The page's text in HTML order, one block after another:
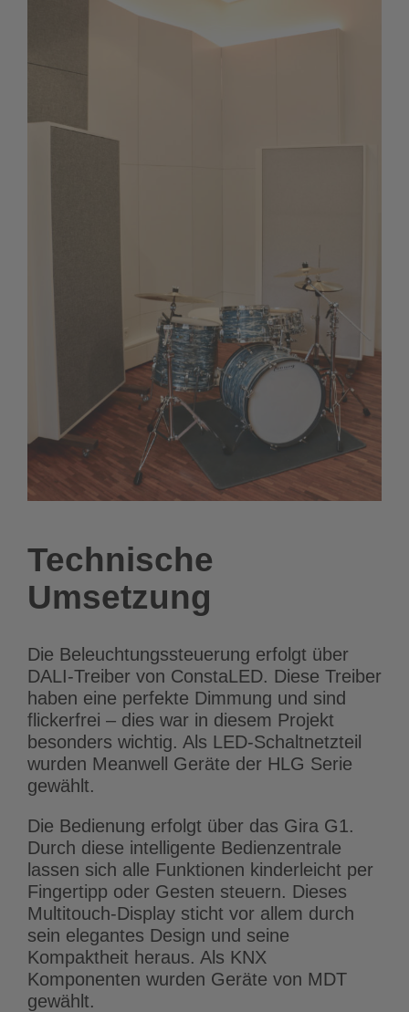
Technische
Umsetzung
Die Beleuchtungssteuerung erfolgt über
DALI-Treiber von ConstaLED. Diese Treiber
haben eine perfekte Dimmung und sind
flickerfrei – dies war in diesem Projekt
besonders wichtig. Als LED-Schaltnetzteil
wurden Meanwell Geräte der HLG Serie
gewählt.
Die Bedienung erfolgt über das Gira G1.
Durch diese intelligente Bedienzentrale
lassen sich alle Funktionen kinderleicht per
Fingertipp oder Gesten steuern. Dieses
Multitouch-Display sticht vor allem durch
sein elegantes Design und seine
Kompaktheit heraus. Als KNX
Komponenten wurden Geräte von MDT
gewählt.